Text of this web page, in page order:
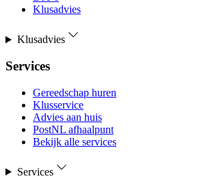
Klusadvies
Klusadvies
Services
Gereedschap huren
Klusservice
Advies aan huis
PostNL afhaalpunt
Bekijk alle services
Services